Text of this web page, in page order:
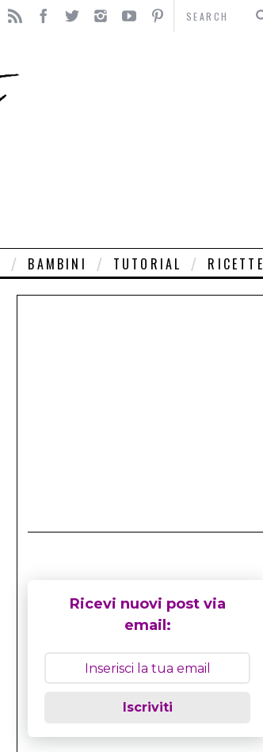
BAMBINI TUTORIAL RICETTE
Ricevi nuovi post via
email:
Iscriviti